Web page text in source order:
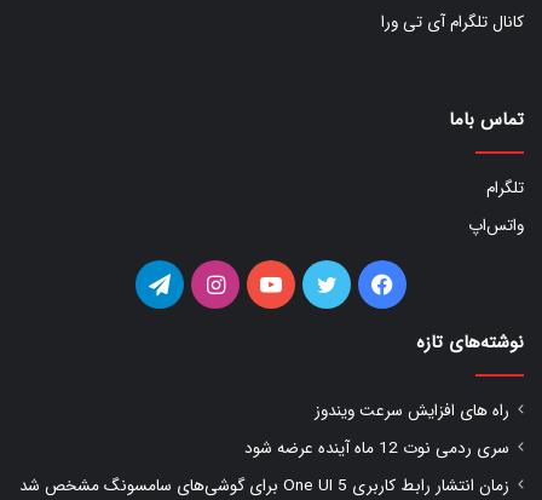
کانال تلگرام آی تی ورا
تماس باما
تلگرام
واتس‌اپ
فیس توییتر یوتیوب اینستاگرامتلگرام
نوشته‌های تازه
راه های افزایش سرعت ویندوز
سری ردمی نوت 12 ماه آینده عرضه شود
زمان انتشار رابط کاربری One UI 5 برای گوشی‌های سامسونگ مشخص شد